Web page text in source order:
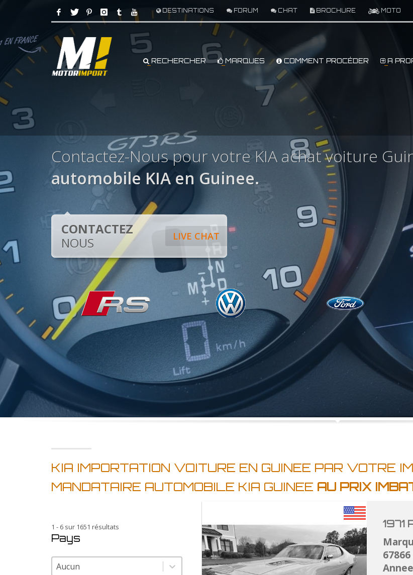
DESTINATIONS FORUM CHAT BROCHURE MOTO
RECHERCHER MARQUES COMMENT PROCÉDER A
Contactez-Nous pour votre KIA achat voiture
automobile KIA en Guinee.
LIVE CHAT
CONTACTEZ
NOUS
KIA IMPORTATION VOITURE EN GUINEE PAR VOTRE
MANDATAIRE AUTOMOBILE KIA GUINEE AU PRIX
1 - 6 sur 1651 résultats
Pays
Pays
Pays
1971
67866